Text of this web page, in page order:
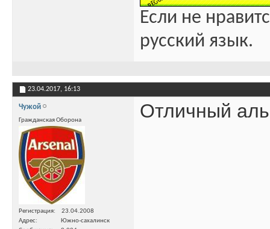
Если не
русский язык.
23.04.2017, 16:13
Чужой
Гражданская Оборона
Регистрация
23.04.2008
Адрес
Южно-сахалинск
Отличный